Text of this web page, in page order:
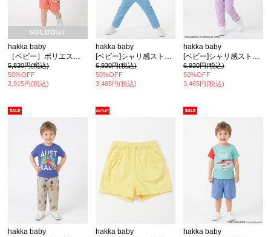
販サイト
SOLDOUT
hakka baby
［ベビー］ポリエステルサッカー4分丈ストレートパンツ
5,830円(税込)
50%OFF
2,915円(税込)
hakka baby
[ベビー]シャリ感ストレッチスリムパンツ
6,930円(税込)
50%OFF
3,465円(税込)
hakka baby
[ベビー]シャリ感ストレッチスリムパンツ
6,930円(税込)
50%OFF
3,465円(税込)
hakka baby
hakka baby
hakka baby